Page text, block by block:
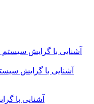
آشنایی با گرایش